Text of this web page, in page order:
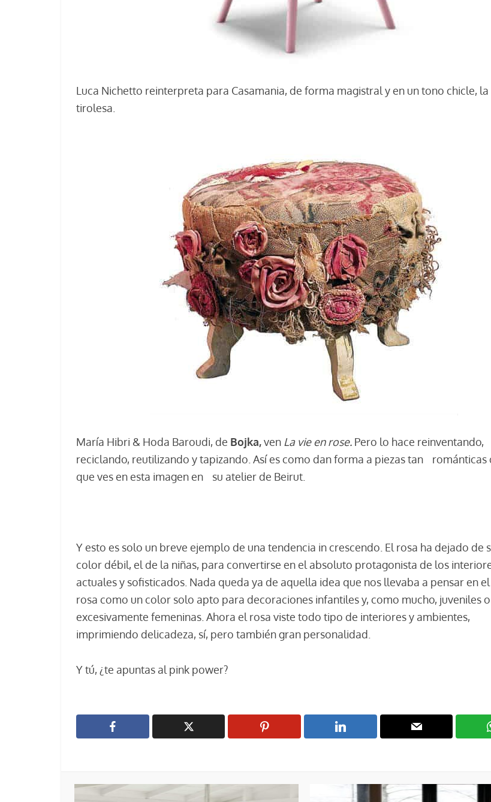
Luca Nichetto reinterpreta para Casamania, de forma magistral y en un tono chicle, la
tirolesa.
María Hibri & Hoda Baroudi, de Bojka,ven La vie en rose. Pero lo hace reinventando,
reciclando, reutilizando y tapizando. Así es como dan forma a piezas tan románticas
que ves en esta imagen en su atelier de Beirut.
Y esto es solo un breve ejemplo de una tendencia in crescendo. El rosa ha dejado de
color débil, el de la niñas, para convertirse en el absoluto protagonista de los
actuales y sofisticados. Nada queda ya de aquella idea que nos llevaba a pensar en
rosa como un color solo apto para decoraciones infantiles y, como mucho, juveniles o
excesivamente femeninas. Ahora el rosa viste todo tipo de interiores y ambientes,
imprimiendo delicadeza, sí, pero también gran personalidad.
Y tú, ¿te apuntas al pink power?